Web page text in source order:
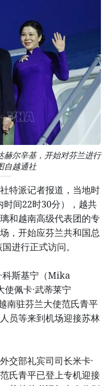
赫尔辛基，开始对芬兰进行
自越通社
特派记者报道，当地时
时间22时30分），越共
和越南高级代表团的专
，开始应芬兰共和国总
进行正式访问。
科斯基宁（Mika
佩卡·武蒂莱宁
南驻芬兰大使范氏青平
员等来到机场迎接苏林
交部礼宾司司长米卡·
氏青平已登上专机迎接